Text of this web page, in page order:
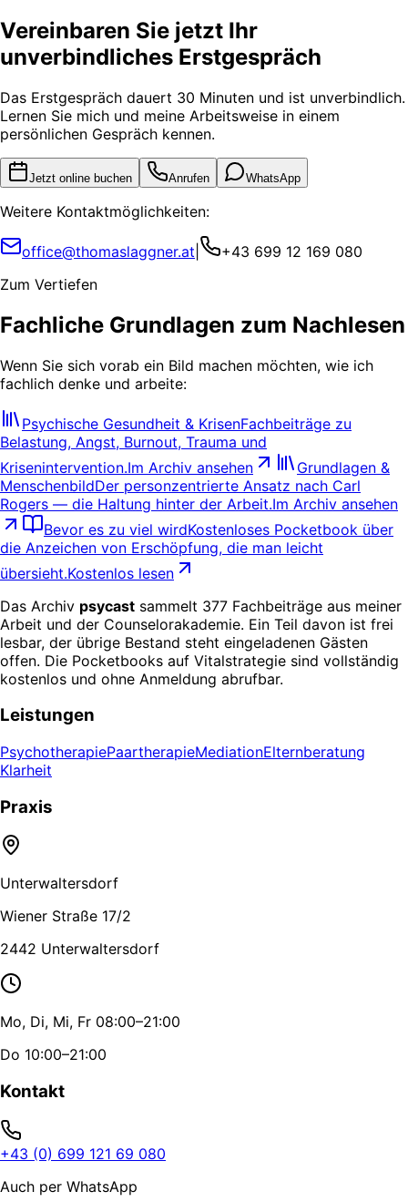
Vereinbaren Sie jetzt Ihr
unverbindliches Erstgespräch
Das Erstgespräch dauert 30 Minuten und ist unverbindlich.
Lernen Sie mich und meine Arbeitsweise in einem
persönlichen Gespräch kennen.
Jetzt online buchen Anrufen WhatsApp
Weitere Kontaktmöglichkeiten:
office@thomaslaggner.at
+43 699 12 169 080
Zum Vertiefen
Fachliche Grundlagen zum Nachlesen
Wenn Sie sich vorab ein Bild machen möchten, wie ich
fachlich denke und arbeite:
Psychische Gesundheit & KrisenFachbeiträge zu
Belastung, Angst, Burnout, Trauma und
Krisenintervention.Im Archiv ansehen
Grundlagen &
MenschenbildDer personzentrierte Ansatz nach Carl
Rogers — die Haltung hinter der Arbeit.Im Archiv ansehen
Bevor es zu viel wirdKostenloses Pocketbook über
die Anzeichen von Erschöpfung, die man leicht
übersieht.Kostenlos lesen
Das Archiv psycast sammelt 377 Fachbeiträge aus meiner
Arbeit und der Counselorakademie. Ein Teil davon ist frei
lesbar, der übrige Bestand steht eingeladenen Gästen
offen. Die Pocketbooks auf Vitalstrategie sind vollständig
kostenlos und ohne Anmeldung abrufbar.
Leistungen
PsychotherapiePaartherapieMediationElternberatung
Klarheit
Praxis
Unterwaltersdorf
Wiener Straße 17/2
2442 Unterwaltersdorf
Mo, Di, Mi, Fr 08:00–21:00
Do 10:00–21:00
Kontakt
+43 (0) 699 121 69 080
Auch per WhatsApp